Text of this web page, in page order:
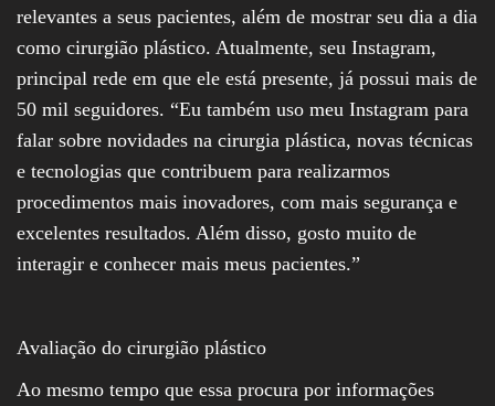
relevantes a seus pacientes, além de mostrar seu dia a dia
como cirurgião plástico. Atualmente, seu Instagram,
principal rede em que ele está presente, já possui mais de
50 mil seguidores. “Eu também uso meu Instagram para
falar sobre novidades na cirurgia plástica, novas técnicas
e tecnologias que contribuem para realizarmos
procedimentos mais inovadores, com mais segurança e
excelentes resultados. Além disso, gosto muito de
interagir e conhecer mais meus pacientes.”
Avaliação do cirurgião plástico
Ao mesmo tempo que essa procura por informações